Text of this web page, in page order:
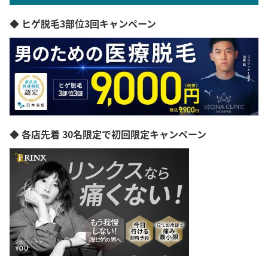
◆ ヒゲ脱毛3部位3回キャンペーン
◆ 各店先着 30名限定で初回限定キャンペーン